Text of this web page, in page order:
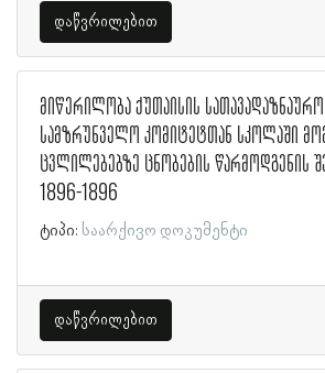
დაწვრილებით
მიწერილობა ქუთაისის
სამზრუნველო კომიტეტთან სკოლაში
ცვლილებებზე ცნობების წარმოდგენის
1896-1896
ტიპი: საარქივო დოკუმენტი
დაწვრილებით